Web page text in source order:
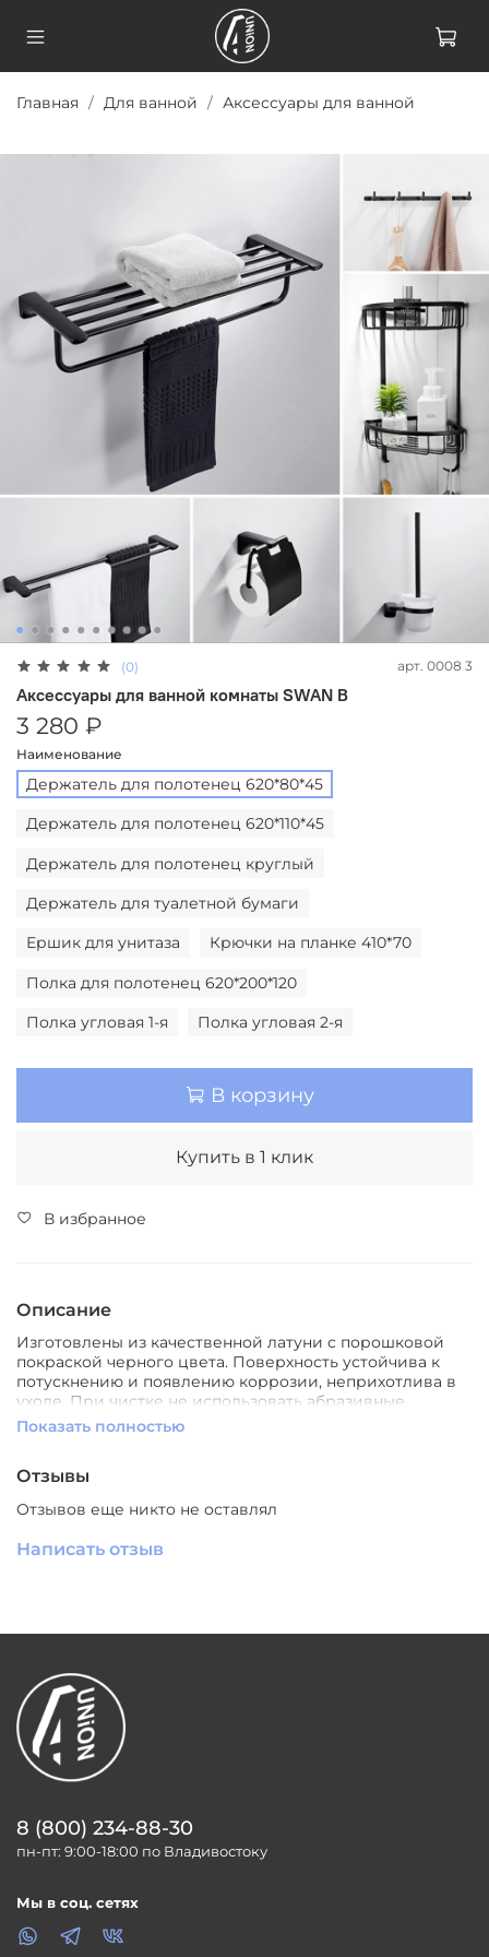
Главная Для ванной Аксессуары для ванной
(0) арт. 0008 3
Аксессуары для ванной комнаты SWAN B
3 280 ₽
Наименование
Держатель для полотенец 620*80*45
Держатель для полотенец 620*110*45
Держатель для полотенец круглый
Держатель для туалетной бумаги
Ершик для унитаза Крючки на планке 410*70
Полка для полотенец 620*200*120
Полка угловая 1-я Полка угловая 2-я
В корзину
Купить в 1 клик
В избранное
Описание
Изготовлены из качественной латуни с порошковой
покраской черного цвета. Поверхность устойчива к
потускнению и появлению коррозии, неприхотлива в
уходе. При чистке не использовать абразивные
средства. Простой настенный монтаж
Цвет: черный
Стиль: Современный
Производитель: Южный Китай
Показать полностью
Отзывы
Отзывов еще никто не оставлял
Написать отзыв
8 (800) 234-88-30
пн-пт: 9:00-18:00 по Владивостоку
Мы в соц. сетях